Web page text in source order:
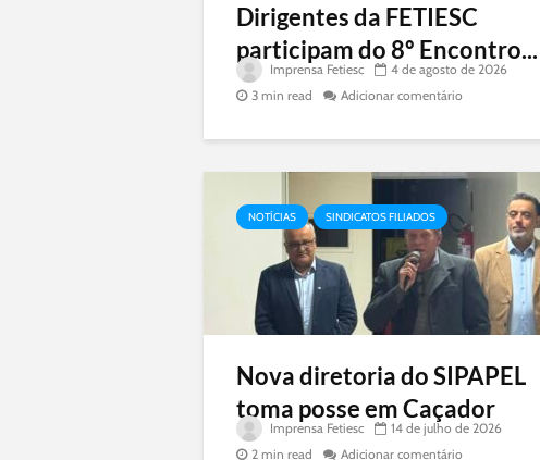
Dirigentes da FETIESC
participam do 8º Encontro...
Imprensa Fetiesc
4 de agosto de 2026
3 min read
Adicionar comentário
NOTÍCIAS SINDICATOS FILIADOS
Nova diretoria do SIPAPEL
toma posse em Caçador
Imprensa Fetiesc
14 de julho de 2026
2 min read
Adicionar comentário